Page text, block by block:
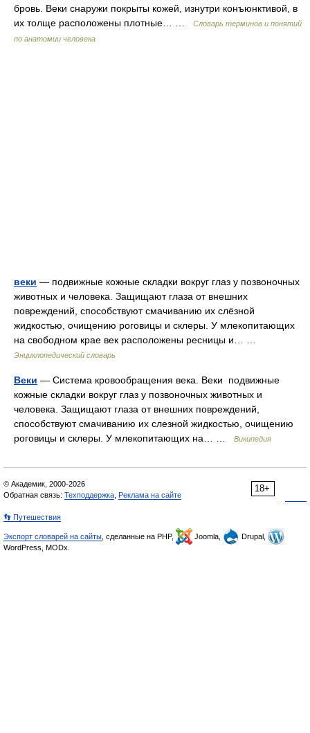
бровь. Веки снаружи покрыты кожей, изнутри конъюнктивой, в
их толще расположены плотные… …
Словарь терминов и понятий
по анатомии человека
веки — подвижные кожные складки вокруг глаз у позвоночных
животных и человека. Защищают глаза от внешних
повреждений, способствуют смачиванию их слёзной
жидкостью, очищению роговицы и склеры. У млекопитающих
на свободном крае век расположены ресницы и… …
Энциклопедический словарь
Веки — Система кровообращения века. Веки подвижные
кожные складки вокруг глаз у позвоночных животных и
человека. Защищают глаза от внешних повреждений,
способствуют смачиванию их слезной жидкостью, очищению
роговицы и склеры. У млекопитающих на… …
Википедия
18+
© Академик, 2000-2026
Обратная связь: Техподдержка Реклама на сайте
👣 Путешествия
Экспорт словарей на сайты , сделанные на PHP, Joomla,
Drupal,
WordPress, MODx.